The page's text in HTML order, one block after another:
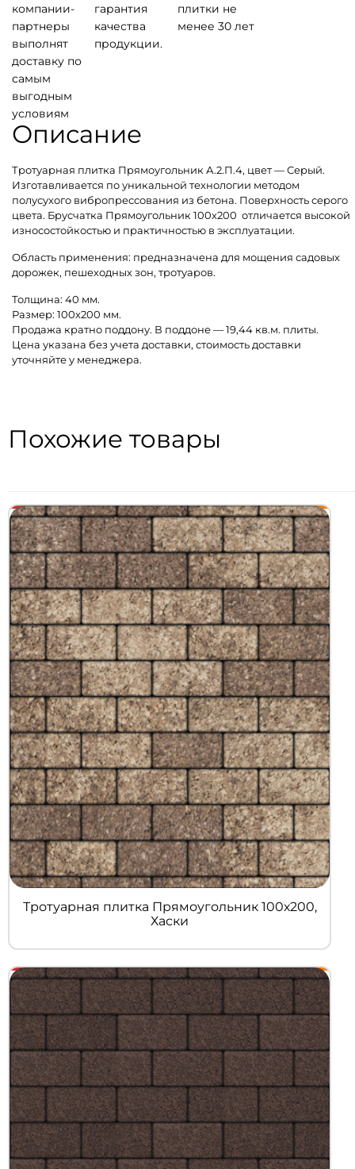
компании-
партнеры
выполнят
доставку по
самым
выгодным
условиям
гарантия
качества
продукции.
плитки не
менее 30 лет
Описание
Тротуарная плитка Прямоугольник А.2.П.4, цвет — Серый.
Изготавливается по уникальной технологии методом
полусухого вибропрессования из бетона. Поверхность серого
цвета. Брусчатка Прямоугольник 100х200 отличается высокой
износостойкостью и практичностью в эксплуатации.
Область применения: предназначена для мощения садовых
дорожек, пешеходных зон, тротуаров.
Толщина: 40 мм.
Размер: 100х200 мм.
Продажа кратно поддону. В поддоне — 19,44 кв.м. плиты.
Цена указана без учета доставки, стоимость доставки
уточняйте у менеджера.
Похожие товары
Тротуарная плитка Прямоугольник 100х200,
Хаски